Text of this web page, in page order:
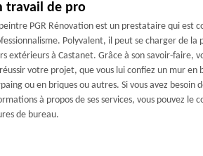
travail de pro
PGR Rénovation est un prestataire qui est
Polyvalent, il peut se charger de la
extérieurs à Castanet. Grâce à son savoir-faire,
votre projet, que vous lui confiez un mur en
ou en briques ou autres. Si vous avez besoin
à propos de ses services, vous pouvez le
de bureau.